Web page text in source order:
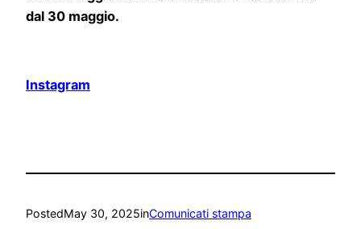
dal 30 maggio.
Instagram
PostedMay 30, 2025inComunicati stampa